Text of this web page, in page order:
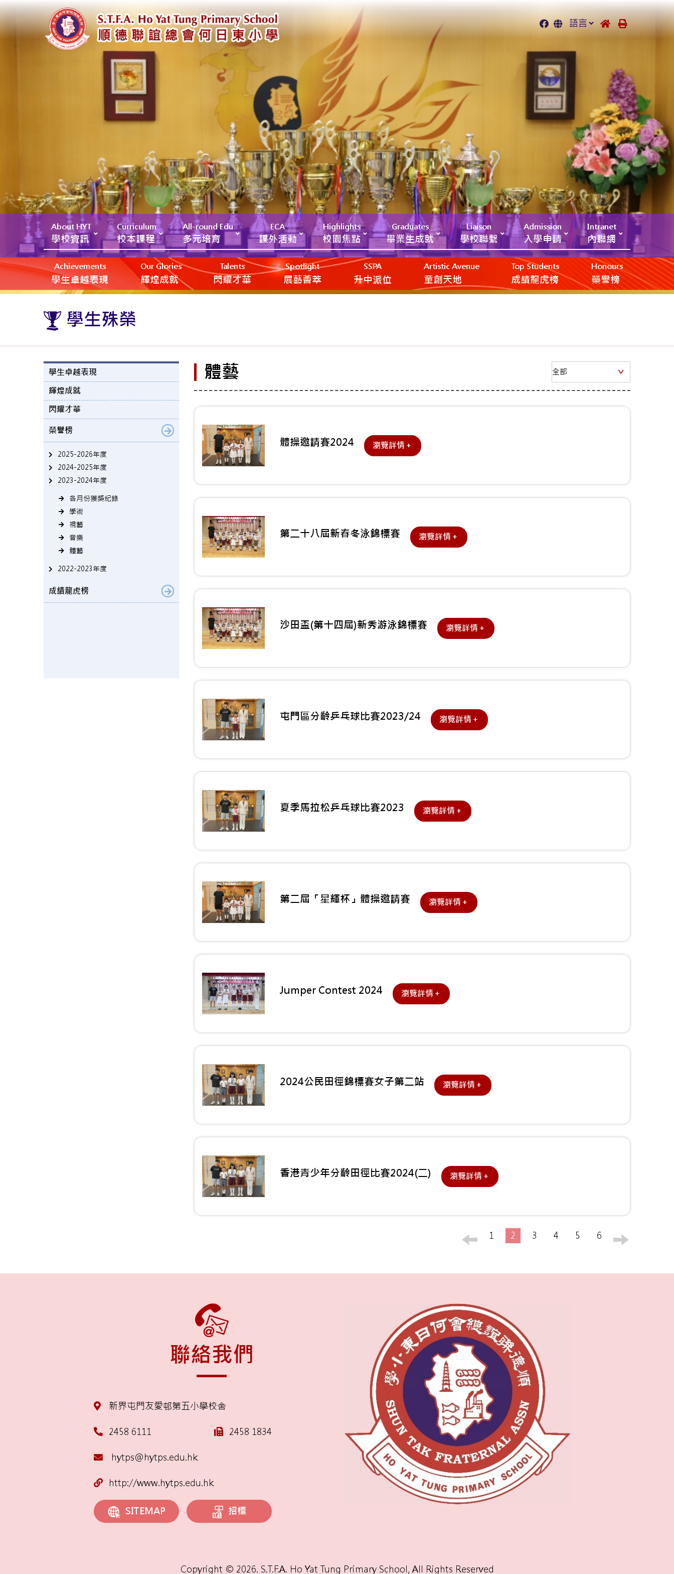
About HYT
學校資訊
Curriculum
校本課程
All-round Edu
多元培育
ECA
課外活動
Highlights
校園焦點
Graduates
畢業生成就
Liaison
學校聯繫
Admission
入學申請
Intranet
內聯網
Achievements
學生卓越表現
Our Glories
輝煌成就
Talents
閃耀才華
Spotlight
展藝薈萃
SSPA
升中派位
Artistic Avenue
‎‎‏‎ㅤ童創天地
Top Students
成績龍虎榜
Honours
榮譽榜
學生殊榮
學生卓越表現
輝煌成就
閃耀才華
榮譽榜
2025-2026年度
2024-2025年度
2023-2024年度
各月份獲獎紀錄
學術
視藝
音樂
體藝
2022-2023年度
成績龍虎榜
體藝
體操邀請賽2024 瀏覽詳情＋
第二十八屆新春冬泳錦標賽 瀏覽詳情＋
沙田盃(第十四屆)新秀游泳錦標賽 瀏覽詳情＋
屯門區分齡乒乓球比賽2023/24 瀏覽詳情＋
夏季馬拉松乒乓球比賽2023 瀏覽詳情＋
第二屆「星輝杯」體操邀請賽 瀏覽詳情＋
Jumper Contest 2024 瀏覽詳情＋
2024公民田徑錦標賽女子第二站 瀏覽詳情＋
香港青少年分齡田徑比賽2024(二) 瀏覽詳情＋
1 2 3 4 5 6
聯絡我們
新界屯門友愛邨第五小學校舍
2458 6111 2458 1834
hytps@hytps.edu.hk
http://www.hytps.edu.hk
SITEMAP 招標
Copyright © 2026. S.T.F.A. Ho Yat Tung Primary School, All Rights Reserved